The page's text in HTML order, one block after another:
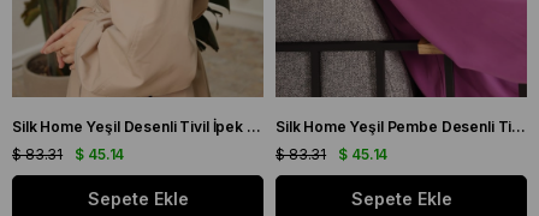
Silk Home Yeşil Desenli Tivil İpek Eşarp IST 11433 - 23
$ 45.14
$ 83.31
Sepete Ekle
Silk Home Yeşil Pembe Desenli Tivil İpek Eşarp IST 11433 - 31
$ 45.14
$ 83.31
Sepete Ekle